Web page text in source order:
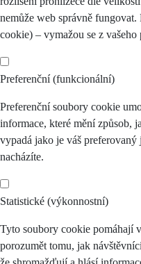
nemůže web správně fungovat.
cookie) – vymažou se z
Preferenční (funkcionální)
Preferenční soubory cookie
informace, které mění způsob,
vypadá jako je váš
nacházíte.
Statistické (výkonnostní)
Tyto soubory cookie pomáhají
porozumět tomu, jak